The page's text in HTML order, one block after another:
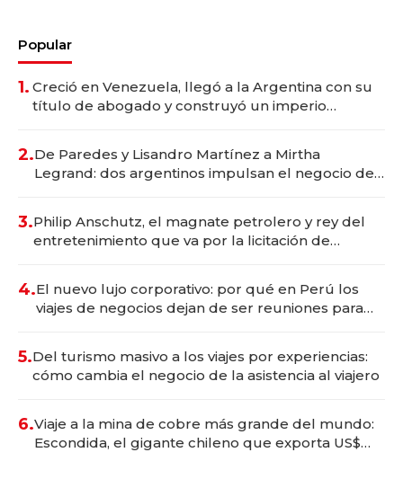
Popular
1. Creció en Venezuela, llegó a la Argentina con su
título de abogado y construyó un imperio
2.De Paredes y Lisandro Martínez a Mirtha
Legrand: dos argentinos impulsan el negocio del
3.Philip Anschutz, el magnate petrolero y rey del
entretenimiento que va por la licitación de
4.El nuevo lujo corporativo: por qué en Perú los
viajes de negocios dejan de ser reuniones para
5.Del turismo masivo a los viajes por experiencias:
cómo cambia el negocio de la asistencia al viajero
6.Viaje a la mina de cobre más grande del mundo:
Escondida, el gigante chileno que exporta US$